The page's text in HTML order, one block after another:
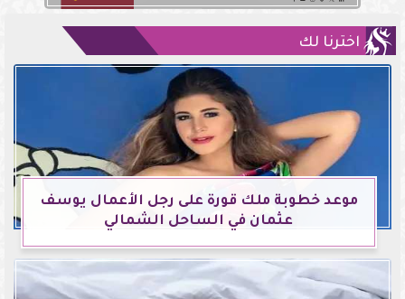
اخترنا لك
موعد خطوبة ملك قورة على رجل الأعمال يوسف
عثمان في الساحل الشمالي